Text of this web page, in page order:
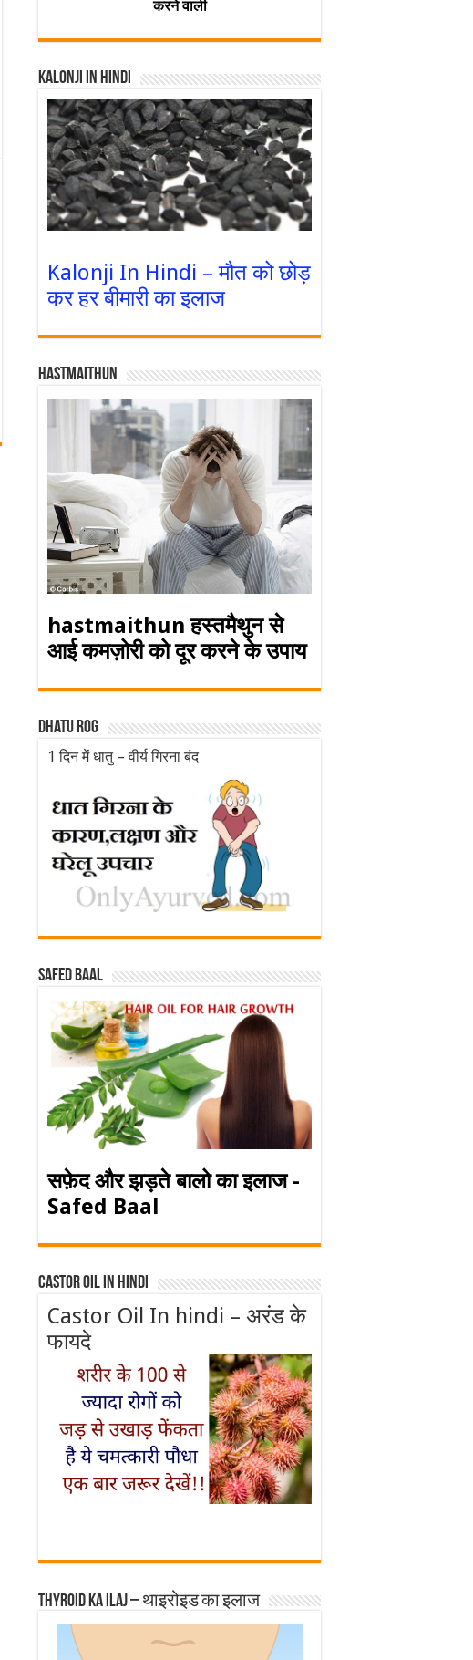
करने वाली
Kalonji In Hindi
Kalonji In Hindi – मौत को छोड़
कर हर बीमारी का इलाज
Hastmaithun
hastmaithun हस्तमैथुन से
आई कमज़ोरी को दूर करने के उपाय
Dhatu rog
1 दिन में धातु – वीर्य गिरना बंद
Safed baal
सफ़ेद और झड़ते बालो का इलाज -
Safed Baal
Castor Oil In Hindi
Castor Oil In hindi – अरंड के
फायदे
Thyroid ka ilaj – थाइरोइड का इलाज